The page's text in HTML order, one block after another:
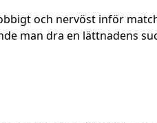
och nervöst inför
man dra en lättnadens